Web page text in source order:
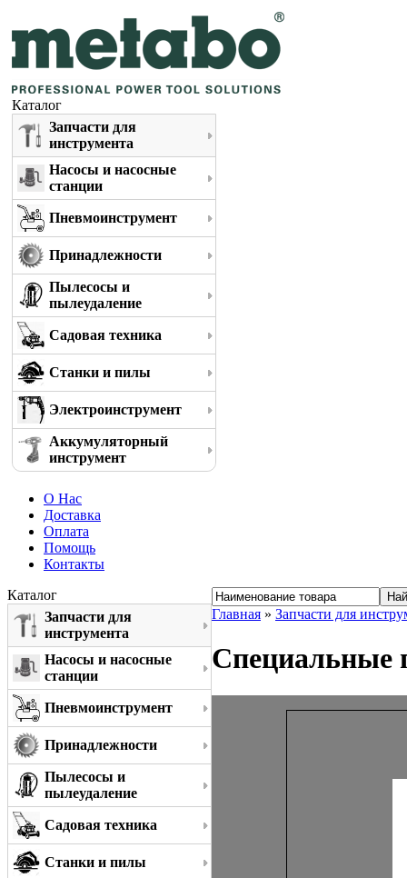
Каталог
Запчасти для
инструмента
Насосы и насосные
станции
Пневмоинструмент
Принадлежности
Пылесосы и
пылеудаление
Садовая техника
Станки и пилы
Электроинструмент
Аккумуляторный
инструмент
О Нас
Доставка
Оплата
Помощь
Контакты
Каталог
Запчасти для
инструмента
Насосы и насосные
станции
Пневмоинструмент
Принадлежности
Пылесосы и
пылеудаление
Садовая техника
Станки и пилы
Главная » Запчасти для
Специальные